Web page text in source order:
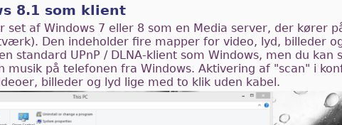
8.1 som klient
set af Windows 7 eller 8 som en Media server, der kører
Den indeholder fire mapper for video, lyd, billeder
standard UPnP / DLNA-klient som Windows, men du kan
musik på telefonen fra Windows. Aktivering af "scan" i
billeder og lyd lige med to klik uden kabel.